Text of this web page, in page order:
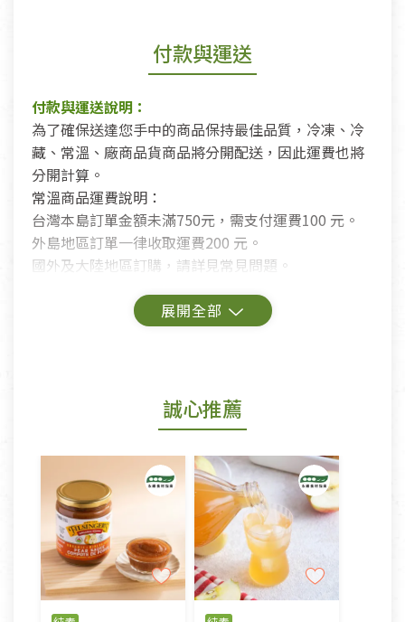
付款與運送
付款與運送說明：
為了確保送達您手中的商品保持最佳品質，冷凍、冷
藏、常溫、廠商品貨商品將分開配送，因此運費也將
分開計算。
常溫商品運費說明：
台灣本島訂單金額未滿750元，需支付運費100 元。
外島地區訂單一律收取運費200 元。
國外及大陸地區訂購，請詳見常見問題。
鑑賞期商品說明：
若您購買的商品有下列「不適用七天鑑賞期商品」情
形者，除商品瑕疵以外，恕不接受退換貨.
依消保法之規定提供該商品七天免費鑑賞期(含例假
日)的服務，原則上若商品未經使用或被汙損(除商品
瑕疵)，一般皆可申請退換貨。
不適用七天鑑賞期商品：
以數位或電磁紀錄形式儲存之商品、易於變質或損壞
之商品、以及性質上無法或不適合退換之商品：如
誠心推薦